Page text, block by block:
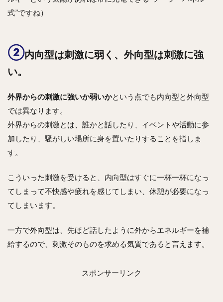
は刺
激に
型は
刺激
1.3
向型
は”狭
く”、
く浅
く”。
2
わ
り
に
式”ですね）
②内向型は刺激に弱く、外向型は刺激に強
い。
外界からの刺激に強いか弱いかという点でも内向型と外向型
では異なります。
外界からの刺激とは、誰かと話したり、イベントや活動に参
加したり、騒がしい場所に身を置いたりすることを指しま
す。
こういった刺激を受けると、内向型はすぐに一杯一杯になっ
てしまって不快感や疲れを感じてしまい、休憩が必要になっ
てしまいます。
一方で外向型は、先ほど話したように外からエネルギーを補
給するので、刺激そのものを求める気質であると言えます。
スポンサーリンク